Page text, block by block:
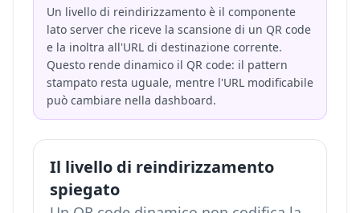
Un livello di reindirizzamento è il componente
lato server che riceve la scansione di un QR code
e la inoltra all'URL di destinazione corrente.
Questo rende dinamico il QR code: il pattern
stampato resta uguale, mentre l'URL modificabile
può cambiare nella dashboard.
Il livello di reindirizzamento
spiegato